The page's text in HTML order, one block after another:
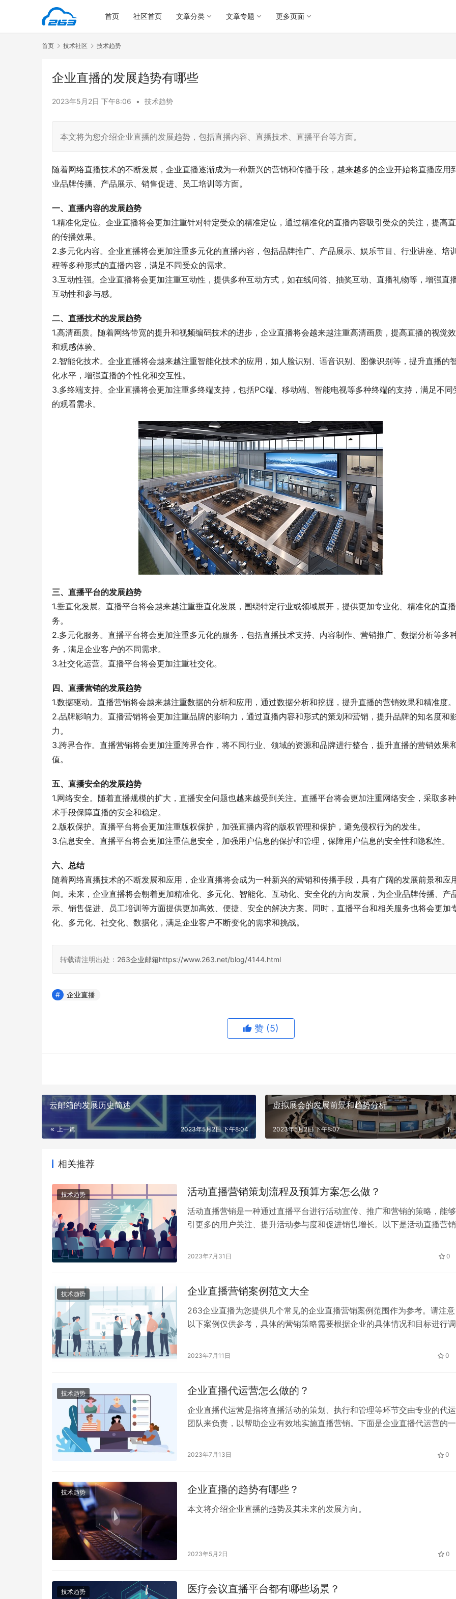
首页 社区首页 文章分类 文章专题 更多页面
首页 技术社区 技术趋势
企业直播的发展趋势有哪些
2023年5月2日 下午8:06 • 技术趋势
本文将为您介绍企业直播的发展趋势，包括直播内容、直播技术、直播平台等方面。
随着网络直播技术的不断发展，企业直播逐渐成为一种新兴的营销和传播手段，越来越多的企业开始将直播应用
业品牌传播、产品展示、销售促进、员工培训等方面。
一、直播内容的发展趋势
1.精准化定位。企业直播将会更加注重针对特定受众的精准定位，通过精准化的直播内容吸引受众的关注，提高
的传播效果。
2.多元化内容。企业直播将会更加注重多元化的直播内容，包括品牌推广、产品展示、娱乐节目、行业讲座、培
程等多种形式的直播内容，满足不同受众的需求。
3.互动性强。企业直播将会更加注重互动性，提供多种互动方式，如在线问答、抽奖互动、直播礼物等，增强直
互动性和参与感。
二、直播技术的发展趋势
1.高清画质。随着网络带宽的提升和视频编码技术的进步，企业直播将会越来越注重高清画质，提高直播的视觉
和观感体验。
2.智能化技术。企业直播将会越来越注重智能化技术的应用，如人脸识别、语音识别、图像识别等，提升直播的
化水平，增强直播的个性化和交互性。
3.多终端支持。企业直播将会更加注重多终端支持，包括PC端、移动端、智能电视等多种终端的支持，满足不同
的观看需求。
三、直播平台的发展趋势
1.垂直化发展。直播平台将会越来越注重垂直化发展，围绕特定行业或领域展开，提供更加专业化、精准化的直
务。
2.多元化服务。直播平台将会更加注重多元化的服务，包括直播技术支持、内容制作、营销推广、数据分析等多
务，满足企业客户的不同需求。
3.社交化运营。直播平台将会更加注重社交化。
四、直播营销的发展趋势
1.数据驱动。直播营销将会越来越注重数据的分析和应用，通过数据分析和挖掘，提升直播的营销效果和精准度。
2.品牌影响力。直播营销将会更加注重品牌的影响力，通过直播内容和形式的策划和营销，提升品牌的知名度和
力。
3.跨界合作。直播营销将会更加注重跨界合作，将不同行业、领域的资源和品牌进行整合，提升直播的营销效果
值。
五、直播安全的发展趋势
1.网络安全。随着直播规模的扩大，直播安全问题也越来越受到关注。直播平台将会更加注重网络安全，采取多
术手段保障直播的安全和稳定。
2.版权保护。直播平台将会更加注重版权保护，加强直播内容的版权管理和保护，避免侵权行为的发生。
3.信息安全。直播平台将会更加注重信息安全，加强用户信息的保护和管理，保障用户信息的安全性和隐私性。
六、总结
随着网络直播技术的不断发展和应用，企业直播将会成为一种新兴的营销和传播手段，具有广阔的发展前景和应
间。未来，企业直播将会朝着更加精准化、多元化、智能化、互动化、安全化的方向发展，为企业品牌传播、产
示、销售促进、员工培训等方面提供更加高效、便捷、安全的解决方案。同时，直播平台和相关服务也将会更加
化、多元化、社交化、数据化，满足企业客户不断变化的需求和挑战。
转载请注明出处： 263企业邮箱https://www.263.net/blog/4144.html
企业直播
赞 (5)
云邮箱的发展历史简述
上一篇 2023年5月2日 下午8:04
虚拟展会的发展前景和趋势分析
下
2023年5月2日 下午8:07
相关推荐
技术趋势 活动直播营销策划流程及预算方案怎么做？
活动直播营销是一种通过直播平台进行活动宣传、推广和营销的策略，能
引更多的用户关注、提升活动参与度和促进销售增长。以下是活动直播营
2023年7月31日 0
技术趋势 企业直播营销案例范文大全
263企业直播为您提供几个常见的企业直播营销案例范围作为参考。请注
以下案例仅供参考，具体的营销策略需要根据企业的具体情况和目标进行
2023年7月11日 0
技术趋势 企业直播代运营怎么做的？
企业直播代运营是指将直播活动的策划、执行和管理等环节交由专业的代
团队来负责，以帮助企业有效地实施直播营销。下面是企业直播代运营的
2023年7月13日 0
技术趋势 企业直播的趋势有哪些？
本文将介绍企业直播的趋势及其未来的发展方向。
2023年5月2日 0
技术趋势 医疗会议直播平台都有哪些场景？